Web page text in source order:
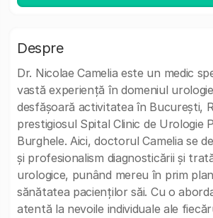
Despre
Dr. Nicolae Camelia este un medic
vastă experiență în domeniul
desfășoară activitatea în București,
prestigiosul Spital Clinic de Urologie
Burghele. Aici, doctorul Camelia se
și profesionalism diagnosticării și
urologice, punând mereu în prim
sănătatea pacienților săi. Cu o
atentă la nevoile individuale ale